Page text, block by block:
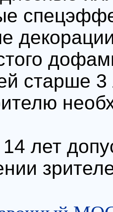
старше 3
лет